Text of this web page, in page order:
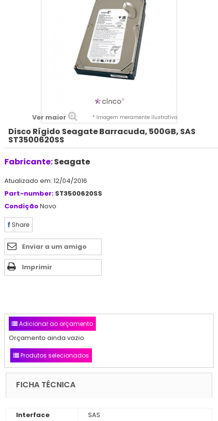
Ver maior * Imagem meramente ilustrativa
Disco Rígido Seagate Barracuda, 500GB, SAS
ST3500620SS
Fabricante:Seagate
Atualizado em: 12/04/2016
Part-number: ST3500620SS
CondiçãoNovo
Share
Enviar a um amigo
Imprimir
Adicionar ao orçamento
Orçamento ainda vazio
Produtos selecionados
FICHA TÉCNICA
Interface
SAS